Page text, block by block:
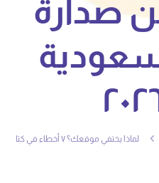
صدارة
لماذا يختفي موقعك؟ ٧ أخطاء في كتابة المحتوى تمنعك من صدارة جوجل السعودية في ٢٠٢٦